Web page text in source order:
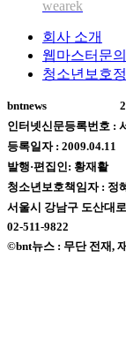
wearek
회사 소개
웹마스터문의
청소년보호
bntnews
인터넷신문등록번호 :
등록일자 : 2009.04.11
발행·편집인: 황재활
청소년보호책임자 : 정
서울시 강남구 도산대
02-511-9822
©bnt뉴스 : 무단 전재,